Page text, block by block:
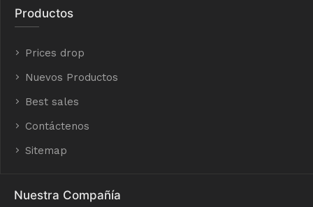
Productos
Prices drop
Nuevos Productos
Best sales
Contáctenos
Sitemap
Nuestra Compañía